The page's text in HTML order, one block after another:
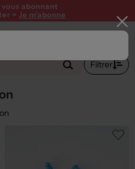
abonnant
> Je m'abonne
Filtrer